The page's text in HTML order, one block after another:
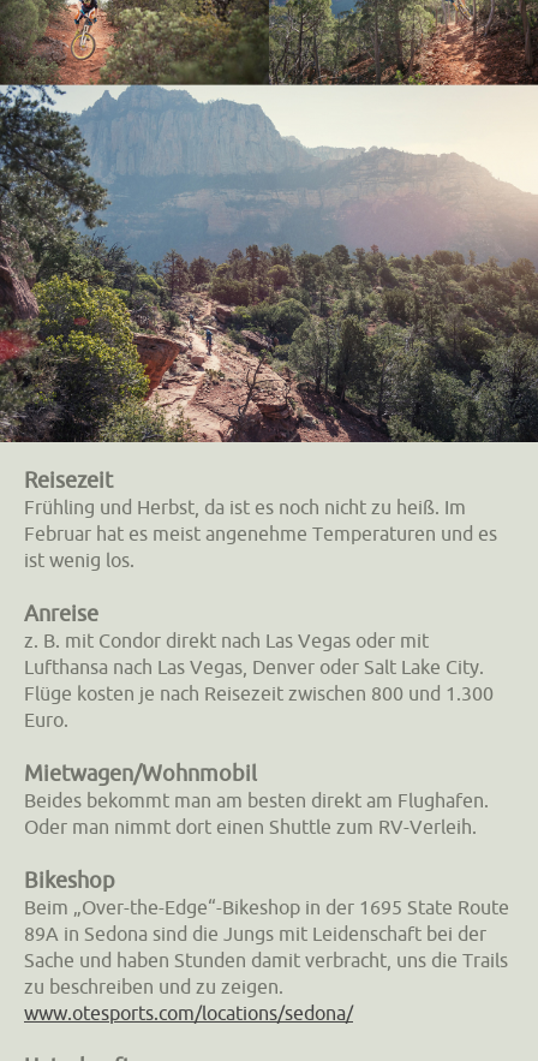
Reisezeit
Frühling und Herbst, da ist es noch nicht zu heiß. Im
Februar hat es meist angenehme Temperaturen und es
ist wenig los.
Anreise
z. B. mit Condor direkt nach Las Vegas oder mit
Lufthansa nach Las Vegas, Denver oder Salt Lake City.
Flüge kosten je nach Reisezeit zwischen 800 und 1.300
Euro.
Mietwagen/Wohnmobil
Beides bekommt man am besten direkt am Flughafen.
Oder man nimmt dort einen Shuttle zum RV-Verleih.
Bikeshop
Beim „Over-the-Edge“-Bikeshop in der 1695 State Route
89A in Sedona sind die Jungs mit Leidenschaft bei der
Sache und haben Stunden damit verbracht, uns die Trails
zu beschreiben und zu zeigen.
www.otesports.com/locations/sedona/